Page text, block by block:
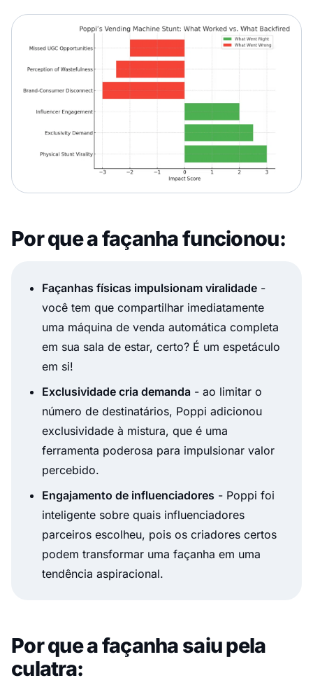
Por que a façanha funcionou:
Façanhas físicas impulsionam viralidade -
você tem que compartilhar imediatamente
uma máquina de venda automática completa
em sua sala de estar, certo? É um espetáculo
em si!
Exclusividade cria demanda - ao limitar o
número de destinatários, Poppi adicionou
exclusividade à mistura, que é uma
ferramenta poderosa para impulsionar valor
percebido.
Engajamento de influenciadores - Poppi foi
inteligente sobre quais influenciadores
parceiros escolheu, pois os criadores certos
podem transformar uma façanha em uma
tendência aspiracional.
Por que a façanha saiu pela
culatra: